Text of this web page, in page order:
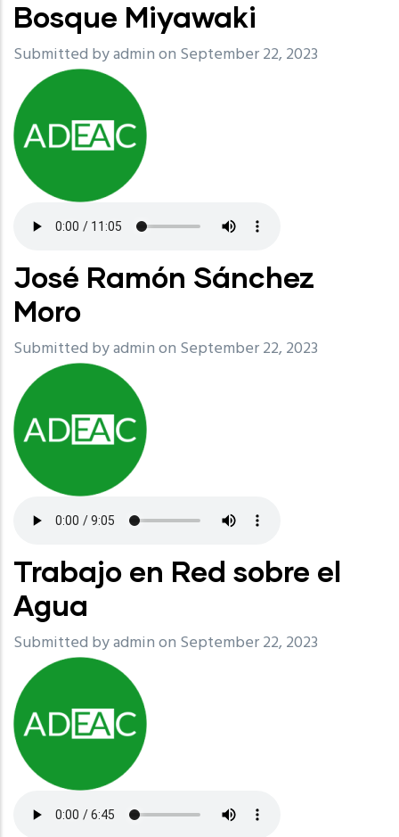
Bosque Miyawaki
Submitted byadminon September 22, 2023
José Ramón Sánchez
Moro
Submitted byadminon September 22, 2023
Trabajo en Red sobre el
Agua
Submitted byadminon September 22, 2023